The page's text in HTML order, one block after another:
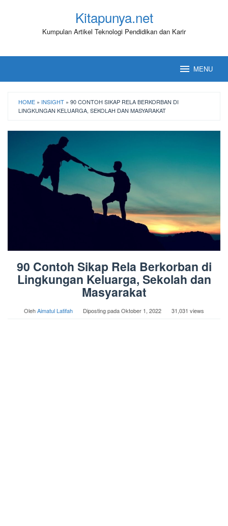
Kitapunya.net
Kumpulan Artikel Teknologi Pendidikan dan Karir
MENU
HOME » INSIGHT » 90 CONTOH SIKAP RELA BERKORBAN DI
LINGKUNGAN KELUARGA, SEKOLAH DAN MASYARAKAT
90 Contoh Sikap Rela Berkorban di
Lingkungan Keluarga, Sekolah dan
Masyarakat
OlehAimatul Latifah Diposting padaOktober 1, 2022 31,031 views